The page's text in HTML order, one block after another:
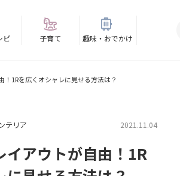
ピ 子育て 趣味・おでかけ
！1Rを広くオシャレに見せる方法は？
2021.11.04
テリア
イアウトが自由！1R